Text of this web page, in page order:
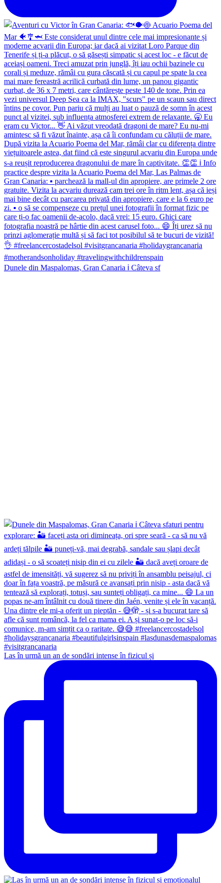
Dunele din Maspalomas, Gran Canaria ℹ️ Câteva sf
Las în urmă un an de sondări intense în fizicul și